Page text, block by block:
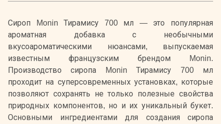
Сироп Monin Тирамису 700 мл — это популярная
ароматная добавка с необычными
вкусоароматическими нюансами, выпускаемая
известным французским брендом Monin.
Производство сиропа Monin Тирамису 700 мл
проходит на суперсовременных установках, которые
позволяют сохранять не только полезные свойства
природных компонентов, но и их уникальный букет.
Основными ингредиентами для создания сиропа